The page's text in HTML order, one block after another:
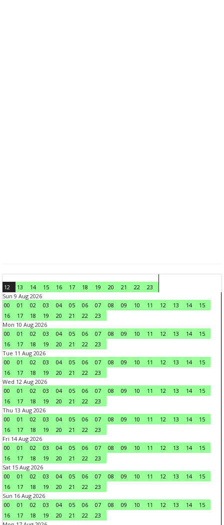
12 13 14 15 16 17 18 19 20 21 22
23
Sun 9 Aug 2026
00
01 02 03 04 05 06 07 08 09 10 11 12 13 14
15
16
17 18 19 20 21 22
23
Mon 10 Aug 2026
00
01 02 03 04 05 06 07 08 09 10 11 12 13 14
15
16
17 18 19 20 21 22
23
Tue 11 Aug 2026
00
01 02 03 04 05 06 07 08 09 10 11 12 13 14
15
16
17 18 19 20 21 22
23
Wed 12 Aug 2026
00
01 02 03 04 05 06 07 08 09 10 11 12 13 14
15
16
17 18 19 20 21 22
23
Thu 13 Aug 2026
00
01 02 03 04 05 06 07 08 09 10 11 12 13 14
15
16
17 18 19 20 21 22
23
Fri 14 Aug 2026
00
01 02 03 04 05 06 07 08 09 10 11 12 13 14
15
16
17 18 19 20 21 22
23
Sat 15 Aug 2026
00
01 02 03 04 05 06 07 08 09 10 11 12 13 14
15
16
17 18 19 20 21 22
23
Sun 16 Aug 2026
00
01 02 03 04 05 06 07 08 09 10 11 12 13 14
15
16
17 18 19 20 21 22
23